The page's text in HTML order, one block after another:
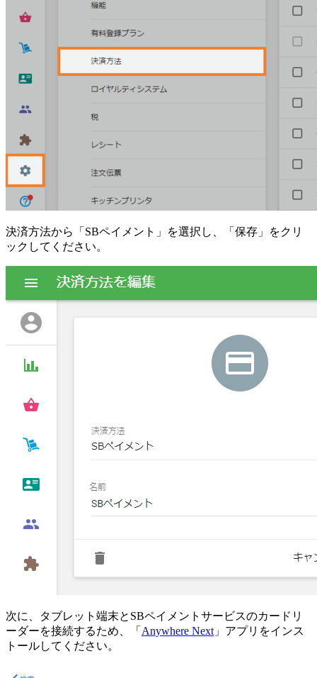
決済方法から「SBペイメント」を選択し、「保存」をクリ
ックしてください。
次に、タブレット端末とSBペイメントサービスのカードリ
ーダーを接続するため、「 Anywhere Next 」アプリをインス
トールしてください。